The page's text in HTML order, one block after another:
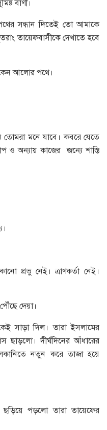
বাণী।
সন্ধান দিতেই তো আমাকে
তায়েফবাসীকে দেখাতে হবে
আলোর পথে।
তোমরা মনে যাবে। কবরে যেতে
ও অন্যায় কাজের জন্যে শাস্তি
প্রভু নেই। ত্রাণকর্তা নেই।
দেয়া।
সাড়া দিল। তারা ইসলামের
ছাড়লো। দীর্ঘদিনের আঁধারের
নতুন করে তাজা হয়ে
ছড়িয়ে পড়লো তারা তায়েফের